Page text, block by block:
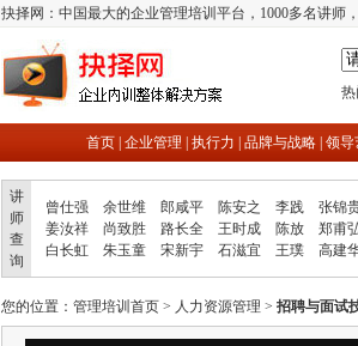
抉择网：中国最大的企业管理培训平台，1000多名讲师
热
首页| 企业管理 执行力 品牌与战略| 领导
讲
师
查
询
曾仕强 余世维 郎咸平 陈安之 李践 张锦
姜汝祥
尚致胜 路长全 王时成 陈放 郑甫
白长虹
朱玉童 宋新宇 石滋宜 王璞 高建
您的位置： 管理培训首页 > 人力资源管理 > 招聘与面试